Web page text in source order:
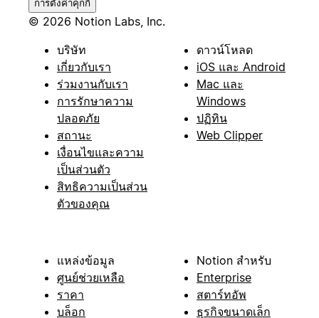
การตั้งค่าคุกกี้
© 2026 Notion Labs, Inc.
บริษัท
เกี่ยวกับเรา
ร่วมงานกับเรา
การรักษาความ
ปลอดภัย
สถานะ
เงื่อนไขและความ
เป็นส่วนตัว
สิทธิความเป็นส่วน
ตัวของคุณ
ดาวน์โหลด
iOS และ Android
Mac และ
Windows
ปฏิทิน
Web Clipper
แหล่งข้อมูล
ศูนย์ช่วยเหลือ
ราคา
บล็อก
Notion สำหรับ
Enterprise
สตาร์ทอัพ
ธุรกิจขนาดเล็ก